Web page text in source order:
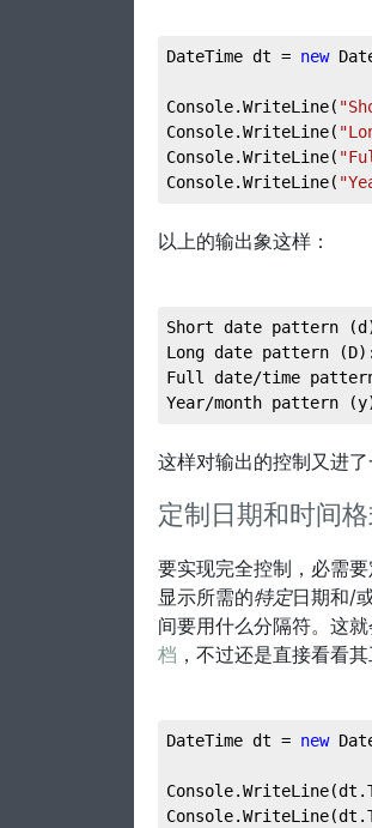
DateTime dt = new
Console.WriteLine(
Console.WriteLine(
Console.WriteLine(
Console.WriteLine(
以上的输出象这样：
Short date pattern
Long date pattern
Full date/time
Year/month pattern
这样对输出的控制又进
定制日期和时间
要实现完全控制，必需
显示所需的特定日期和/
间要用什么分隔符。这
档 ，不过还是直接看看
DateTime dt = new